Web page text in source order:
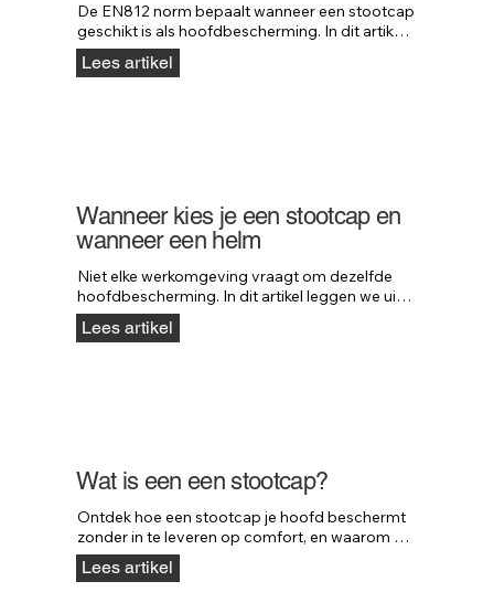
De EN812 norm bepaalt wanneer een stootcap
geschikt is als hoofdbescherming. In dit artikel
leggen we uit wat deze norm precies inhoudt
en waar deze voor bedoeld is.
Lees artikel
Wanneer kies je een stootcap en
wanneer een helm
Niet elke werkomgeving vraagt om dezelfde
hoofdbescherming. In dit artikel leggen we uit
wanneer een stootcap voldoende
bescherming biedt en wanneer een
Lees artikel
Wat is een een stootcap?
Ontdek hoe een stootcap je hoofd beschermt
zonder in te leveren op comfort, en waarom
professionals in uiteenlopende sectoren kiezen
voor deze slimme oplossing.
Lees artikel